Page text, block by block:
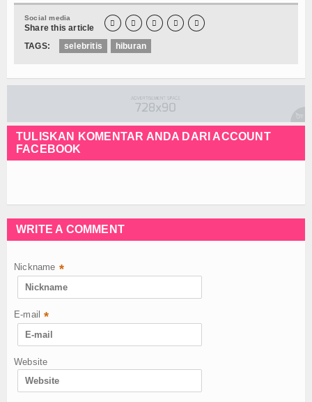
Social media
Share this article     
TAGS: selebritis hiburan
TULISKAN KOMENTAR ANDA DARI ACCOUNT
FACEBOOK
WRITE A COMMENT
Nickname *
E-mail *
Website